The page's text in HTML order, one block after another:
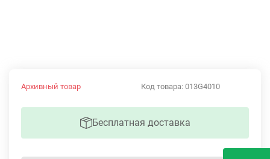
Код товара: 013G4010
Архивный товар
Бесплатная доставка